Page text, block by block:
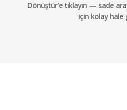
Dönüştür'e tıklayın — sade
için kolay hale